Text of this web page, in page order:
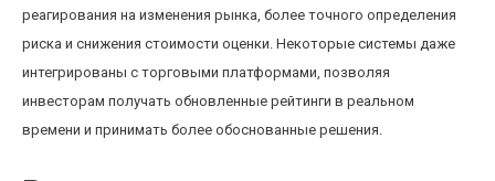
реагирования на изменения рынка, более точного определения
риска и снижения стоимости оценки. Некоторые системы даже
интегрированы с торговыми платформами, позволяя
инвесторам получать обновленные рейтинги в реальном
времени и принимать более обоснованные решения.